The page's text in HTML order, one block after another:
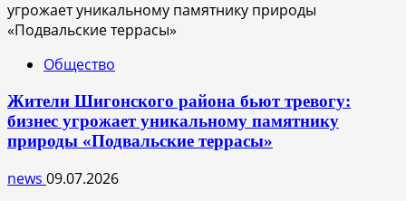
Общество
Жители Шигонского района бьют тревогу:
бизнес угрожает уникальному памятнику
природы «Подвальские террасы»
news 09.07.2026